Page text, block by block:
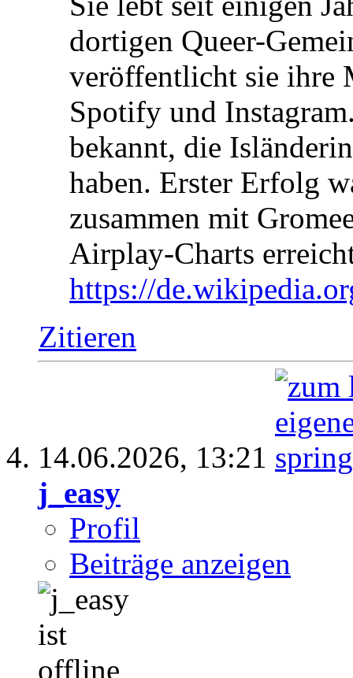
dortigen Queer-
veröffentlicht sie ihre
Spotify und
bekannt, die
haben. Erster Erfolg
zusammen mit
Airplay-Charts
https://
Zitieren
14.06.2026, 13:21
j_easy
Profil
Beiträge anzeigen